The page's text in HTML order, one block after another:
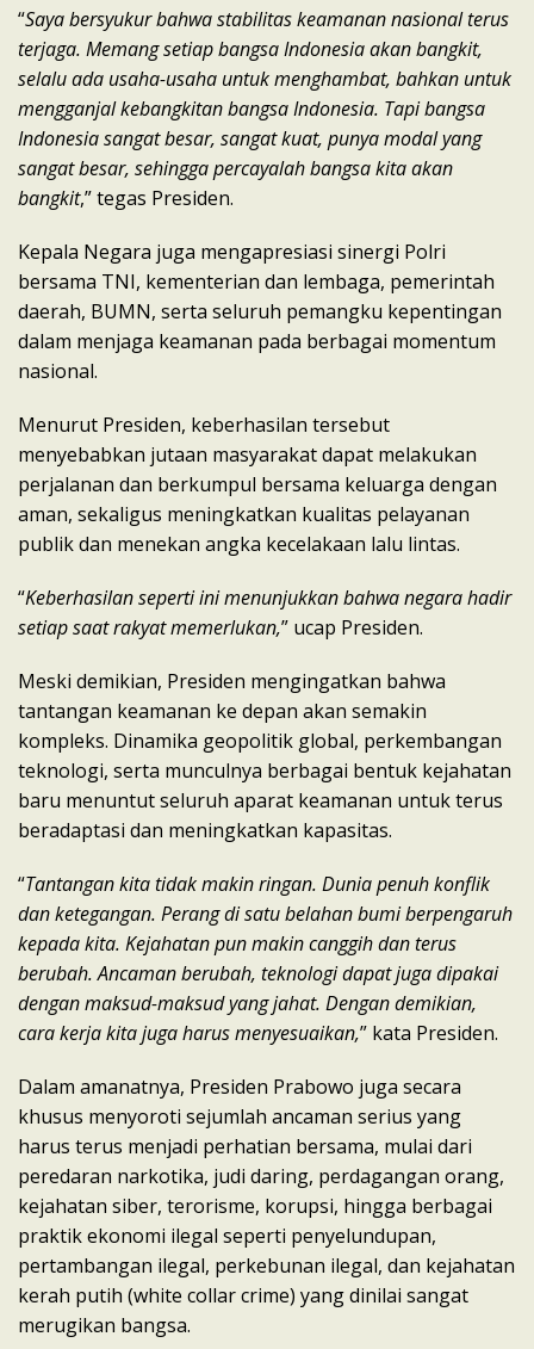
“Saya bersyukur bahwa stabilitas keamanan nasional terus
terjaga. Memang setiap bangsa Indonesia akan bangkit,
selalu ada usaha-usaha untuk menghambat, bahkan untuk
mengganjal kebangkitan bangsa Indonesia. Tapi bangsa
Indonesia sangat besar, sangat kuat, punya modal yang
sangat besar, sehingga percayalah bangsa kita akan
bangkit,” tegas Presiden.
Kepala Negara juga mengapresiasi sinergi Polri
bersama TNI, kementerian dan lembaga, pemerintah
daerah, BUMN, serta seluruh pemangku kepentingan
dalam menjaga keamanan pada berbagai momentum
nasional.
Menurut Presiden, keberhasilan tersebut
menyebabkan jutaan masyarakat dapat melakukan
perjalanan dan berkumpul bersama keluarga dengan
aman, sekaligus meningkatkan kualitas pelayanan
publik dan menekan angka kecelakaan lalu lintas.
“Keberhasilan seperti ini menunjukkan bahwa negara hadir
setiap saat rakyat memerlukan,” ucap Presiden.
Meski demikian, Presiden mengingatkan bahwa
tantangan keamanan ke depan akan semakin
kompleks. Dinamika geopolitik global, perkembangan
teknologi, serta munculnya berbagai bentuk kejahatan
baru menuntut seluruh aparat keamanan untuk terus
beradaptasi dan meningkatkan kapasitas.
“Tantangan kita tidak makin ringan. Dunia penuh konflik
dan ketegangan. Perang di satu belahan bumi berpengaruh
kepada kita. Kejahatan pun makin canggih dan terus
berubah. Ancaman berubah, teknologi dapat juga dipakai
dengan maksud-maksud yang jahat. Dengan demikian,
cara kerja kita juga harus menyesuaikan,” kata Presiden.
Dalam amanatnya, Presiden Prabowo juga secara
khusus menyoroti sejumlah ancaman serius yang
harus terus menjadi perhatian bersama, mulai dari
peredaran narkotika, judi daring, perdagangan orang,
kejahatan siber, terorisme, korupsi, hingga berbagai
praktik ekonomi ilegal seperti penyelundupan,
pertambangan ilegal, perkebunan ilegal, dan kejahatan
kerah putih (white collar crime) yang dinilai sangat
merugikan bangsa.